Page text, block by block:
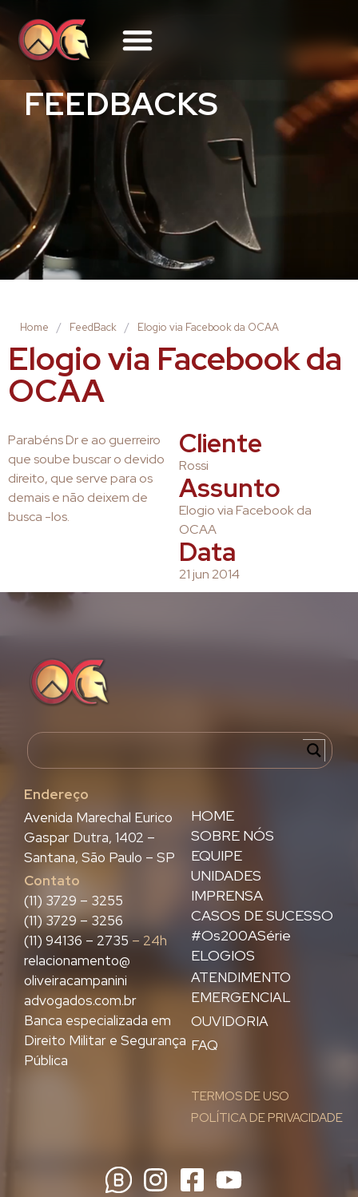
FEEDBACKS
Home / FeedBack / Elogio via Facebook da OCAA
Elogio via Facebook da
OCAA
Parabéns Dr e ao guerreiro
que soube buscar o devido
direito, que serve para os
demais e não deixem de
busca -los.
Cliente
Rossi
Assunto
Elogio via Facebook da
OCAA
Data
21 jun 2014
Endereço
HOME
SOBRE NÓS
EQUIPE
UNIDADES
IMPRENSA
CASOS DE SUCESSO
#Os200ASérie
ELOGIOS
ATENDIMENTO
EMERGENCIAL
OUVIDORIA
FAQ
TERMOS DE USO
POLÍTICA DE PRIVACIDADE
Avenida Marechal Eurico
Gaspar Dutra, 1402 –
Santana, São Paulo – SP
Contato
(11) 3729 – 3255
(11) 3729 – 3256
(11) 94136 – 2735 – 24h
relacionamento@
oliveiracampanini
advogados.com.br
Banca especializada em
Direito Militar e Segurança
Pública